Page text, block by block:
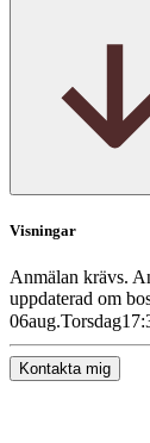
Visningar
Anmälan krävs.
uppdaterad om
06aug.Torsdag
Kontakta mig